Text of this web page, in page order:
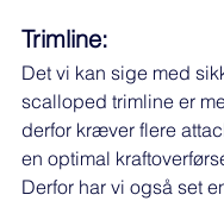
Trimline:
Det vi kan sige med
scalloped trimline er
derfor kræver flere
en optimal
Derfor har vi også set